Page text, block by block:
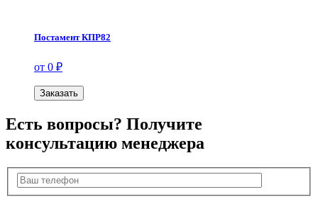
Постамент КПР82
от 0 ₽
Заказать
Есть вопросы? Получите
консультацию менеджера